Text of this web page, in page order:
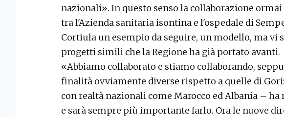
nazionali». In questo senso la collaborazione
tra l'Azienda sanitaria isontina e l'ospedale di
Cortiula un esempio da seguire, un modello, ma vi
progetti simili che la Regione ha già portato avanti.
«Abbiamo collaborato e stiamo collaborando,
finalità ovviamente diverse rispetto a quelle di
con realtà nazionali come Marocco ed Albania –
e sarà sempre più importante farlo. Ora le nuove